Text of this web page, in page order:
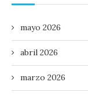
mayo 2026
abril 2026
marzo 2026